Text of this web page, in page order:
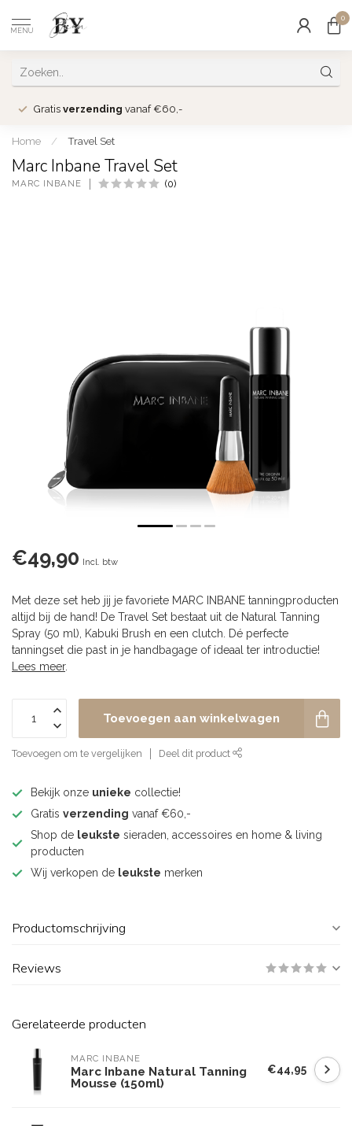
MENU
0
Gratis verzending vanaf €60,-
Home / Travel Set
Marc Inbane Travel Set
MARC INBANE (0)
€49,90 Incl. btw
Met deze set heb jij je favoriete MARC INBANE tanningproducten
altijd bij de hand! De Travel Set bestaat uit de Natural Tanning
Spray (50 ml), Kabuki Brush en een clutch. Dé perfecte
tanningset die past in je handbagage of ideaal ter introductie!
Lees meer.
Toevoegen aan winkelwagen
Toevoegen om te vergelijken Deel dit product
Bekijk onze unieke collectie!
Gratis verzending vanaf €60,-
Shop de leukste sieraden, accessoires en home & living
producten
Wij verkopen de leukste merken
Productomschrijving
Reviews
Gerelateerde producten
MARC INBANE
Marc Inbane Natural Tanning
Mousse (150ml)
€44,95